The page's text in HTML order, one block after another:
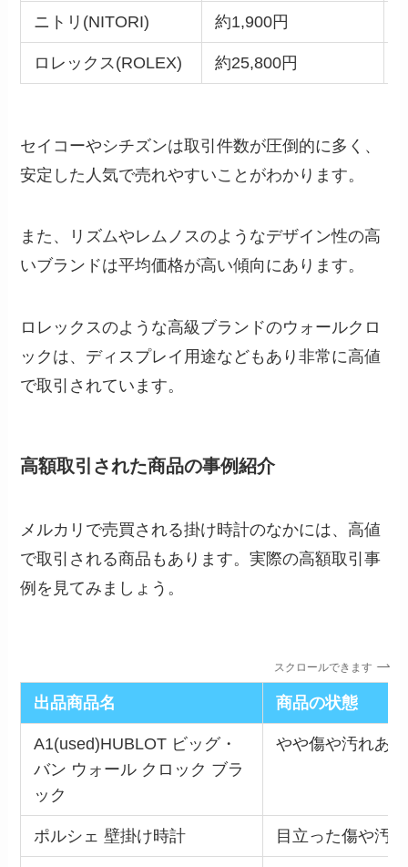
ニトリ(NITORI) 約1,900円
ロレックス(ROLEX) 約25,800円
セイコーやシチズンは取引件数が圧倒的に多く、
安定した人気で売れやすいことがわかります。
また、リズムやレムノスのようなデザイン性の高
いブランドは平均価格が高い傾向にあります。
ロレックスのような高級ブランドのウォールクロ
ックは、ディスプレイ用途などもあり非常に高値
で取引されています。
高額取引された商品の事例紹介
メルカリで売買される掛け時計のなかには、高値
で取引される商品もあります。実際の高額取引事
例を見てみましょう。
スクロールできます
出品商品名 商品の状態
A1(used)HUBLOT ビッグ・
バン ウォール クロック ブラ
ック
やや傷や汚れあり
ポルシェ 壁掛け時計 目立った傷や汚